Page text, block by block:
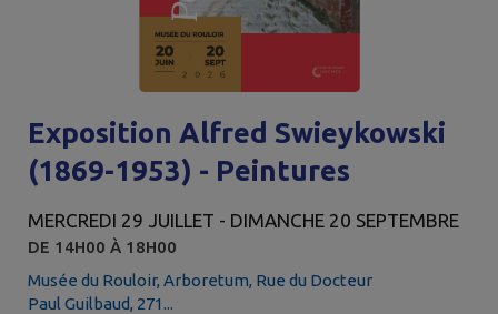
Exposition Alfred Swieykowski
(1869-1953) - Peintures
MERCREDI 29 JUILLET - DIMANCHE 20 SEPTEMBRE
DE 14H00 À 18H00
Musée du Rouloir, Arboretum, Rue du Docteur
Paul Guilbaud, 271...